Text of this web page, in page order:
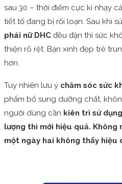
sau 30 – thời điểm cực kì nhạy
tiết tố đang bị rối loạn. Sau khi
phái nữ DHC đều đặn thì sức
thiện rõ rệt. Bạn xinh đẹp trẻ
hơn.
Tuy nhiên lưu ý chăm sóc sức
phẩm bổ sung dưỡng chất,
người dùng cần kiên trì sử
lượng thì mới hiệu quả. Không
một ngày hai không thấy hiệu